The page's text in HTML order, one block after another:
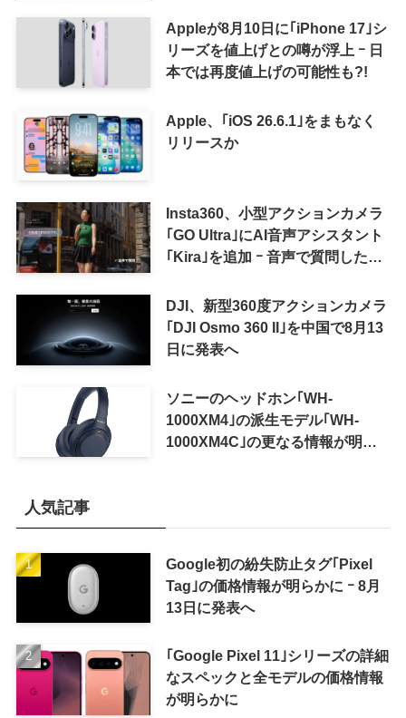
Appleが8月10日に｢iPhone 17｣シ
リーズを値上げとの噂が浮上 ｰ 日
本では再度値上げの可能性も?!
Apple、｢iOS 26.6.1｣をまもなく
リリースか
Insta360、小型アクションカメラ
｢GO Ultra｣にAI音声アシスタント
｢Kira｣を追加 ｰ 音声で質問した
可能に
DJI、新型360度アクションカメラ
｢DJI Osmo 360 II｣を中国で8月13
日に発表へ
ソニーのヘッドホン｢WH-
1000XM4｣の派生モデル｢WH-
1000XM4C｣の更なる情報が明ら
人気記事
Google初の紛失防止タグ｢Pixel
Tag｣の価格情報が明らかに ｰ 8月
13日に発表へ
｢Google Pixel 11｣シリーズの詳細
なスペックと全モデルの価格情報
が明らかに